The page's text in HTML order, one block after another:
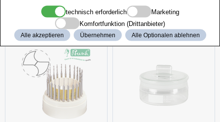
weitere interessante Produkte
technisch erforderlich
Marketing
Komfortfunktion (Drittanbieter)
Alle akzeptieren Übernehmen Alle Optionalen ablehnen